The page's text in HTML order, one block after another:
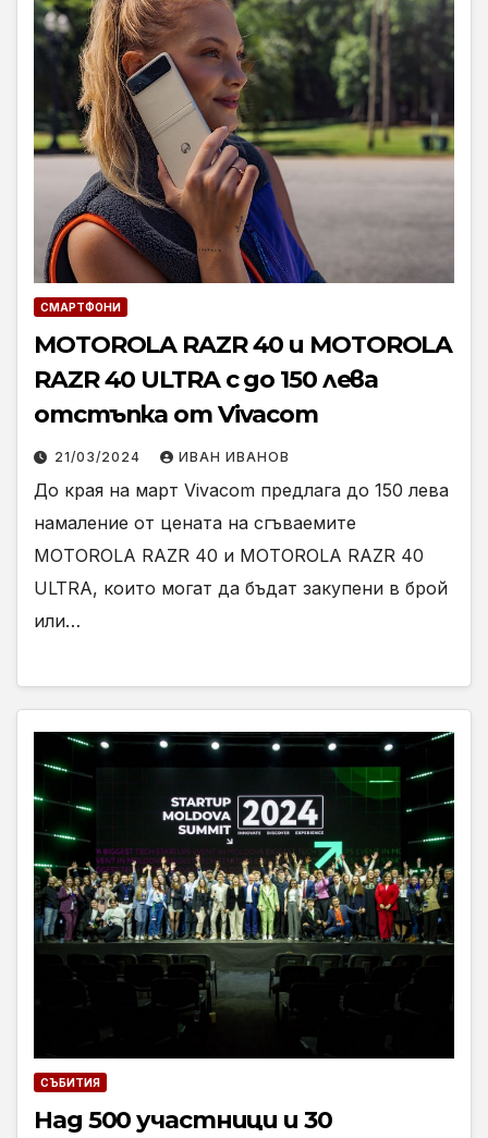
СМАРТФОНИ
MOTOROLA RAZR 40 и MOTOROLA
RAZR 40 ULTRA с до 150 лева
отстъпка от Vivacom
21/03/2024 ИВАН ИВАНОВ
До края на март Vivacom предлага до 150 лева
намаление от цената на сгъваемите
MOTOROLA RAZR 40 и MOTOROLA RAZR 40
ULTRA, които могат да бъдат закупени в брой
или…
СЪБИТИЯ
Над 500 участници и 30